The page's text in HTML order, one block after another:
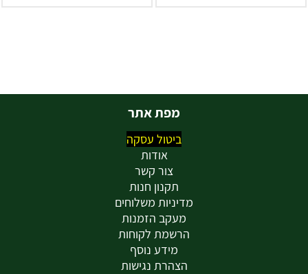
מפת אתר
ביטול עסקה
אודות
צור קשר
תקנון חנות
מדיניות משלוחים
מעקב הזמנות
הרשמת לקוחות
מידע נוסף
הצהרת נגישות